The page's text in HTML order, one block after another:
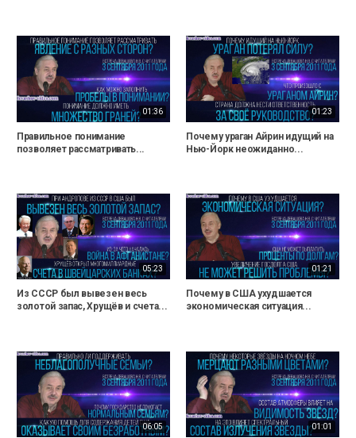
01:36
Правильное понимание
позволяет рассматривать...
01:23
Почему ураган Айрин идущий на
Нью-Йорк неожиданно...
05:23
Из СССР был вывезен весь
золотой запас, Хрущёв и счета...
01:21
Почему в США ухудшается
экономическая ситуация...
06:05 01:01